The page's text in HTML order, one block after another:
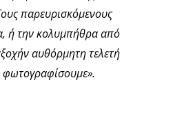
παρευρισκόμενους
ή την κολυμπήθρα από
αυθόρμητη τελετή
φωτογραφίσουμε».